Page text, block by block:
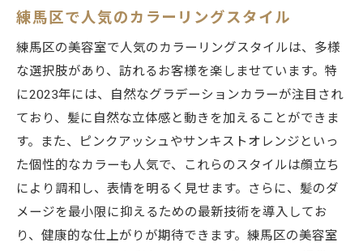
練馬区で人気のカラーリングスタイル
練馬区の美容室で人気のカラーリングスタイルは、多様
な選択肢があり、訪れるお客様を楽しませています。特
に2023年には、自然なグラデーションカラーが注目され
ており、髪に自然な立体感と動きを加えることができま
す。また、ピンクアッシュやサンキストオレンジといっ
た個性的なカラーも人気で、これらのスタイルは顔立ち
により調和し、表情を明るく見せます。さらに、髪のダ
メージを最小限に抑えるための最新技術を導入してお
り、健康的な仕上がりが期待できます。練馬区の美容室